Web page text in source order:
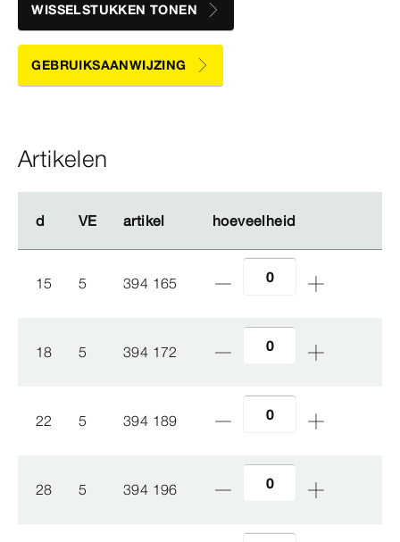
WISSELSTUKKEN TONEN
GEBRUIKSAANWIJZING
Artikelen
d VE artikel hoeveelheid
d VE artikel hoeveelheid
15 5 394 165
18 5 394 172
22 5 394 189
28 5 394 196